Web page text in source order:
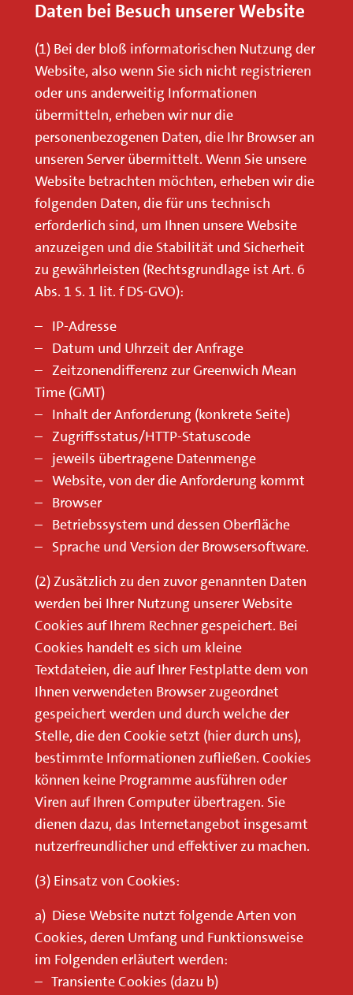
Daten bei Besuch unserer Website
(1) Bei der bloß informatorischen Nutzung der
Website, also wenn Sie sich nicht registrieren
oder uns anderweitig Informationen
übermitteln, erheben wir nur die
personenbezogenen Daten, die Ihr Browser an
unseren Server übermittelt. Wenn Sie unsere
Website betrachten möchten, erheben wir die
folgenden Daten, die für uns technisch
erforderlich sind, um Ihnen unsere Website
anzuzeigen und die Stabilität und Sicherheit
zu gewährleisten (Rechtsgrundlage ist Art. 6
Abs. 1 S. 1 lit. f DS-GVO):
– IP-Adresse
– Datum und Uhrzeit der Anfrage
– Zeitzonendifferenz zur Greenwich Mean
Time (GMT)
– Inhalt der Anforderung (konkrete Seite)
– Zugriffsstatus/HTTP-Statuscode
– jeweils übertragene Datenmenge
– Website, von der die Anforderung kommt
– Browser
– Betriebssystem und dessen Oberfläche
– Sprache und Version der Browsersoftware.
(2) Zusätzlich zu den zuvor genannten Daten
werden bei Ihrer Nutzung unserer Website
Cookies auf Ihrem Rechner gespeichert. Bei
Cookies handelt es sich um kleine
Textdateien, die auf Ihrer Festplatte dem von
Ihnen verwendeten Browser zugeordnet
gespeichert werden und durch welche der
Stelle, die den Cookie setzt (hier durch uns),
bestimmte Informationen zufließen. Cookies
können keine Programme ausführen oder
Viren auf Ihren Computer übertragen. Sie
dienen dazu, das Internetangebot insgesamt
nutzerfreundlicher und effektiver zu machen.
(3) Einsatz von Cookies:
a) Diese Website nutzt folgende Arten von
Cookies, deren Umfang und Funktionsweise
im Folgenden erläutert werden:
– Transiente Cookies (dazu b)